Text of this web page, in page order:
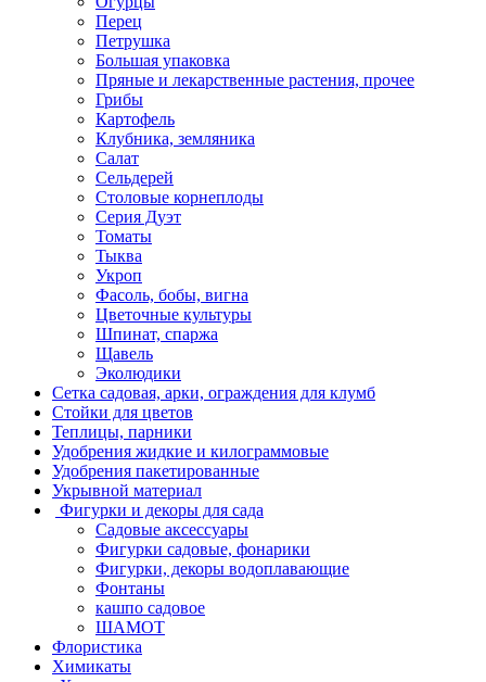
Перец
Петрушка
Большая упаковка
Пряные и лекарственные растения, прочее
Грибы
Картофель
Клубника, земляника
Салат
Сельдерей
Столовые корнеплоды
Серия Дуэт
Томаты
Тыква
Укроп
Фасоль, бобы, вигна
Цветочные культуры
Шпинат, спаржа
Щавель
Эколюдики
Сетка садовая, арки, ограждения для клумб
Стойки для цветов
Теплицы, парники
Удобрения жидкие и килограммовые
Удобрения пакетированные
Укрывной материал
Фигурки и декоры для сада
Садовые аксессуары
Фигурки садовые, фонарики
Фигурки, декоры водоплавающие
Фонтаны
кашпо садовое
ШАМОТ
Флористика
Химикаты